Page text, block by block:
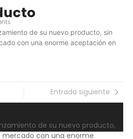
de su nuevo producto, sin
con una enorme aceptación en
Entrada siguiente
de su nuevo producto,
mercado con una enorme